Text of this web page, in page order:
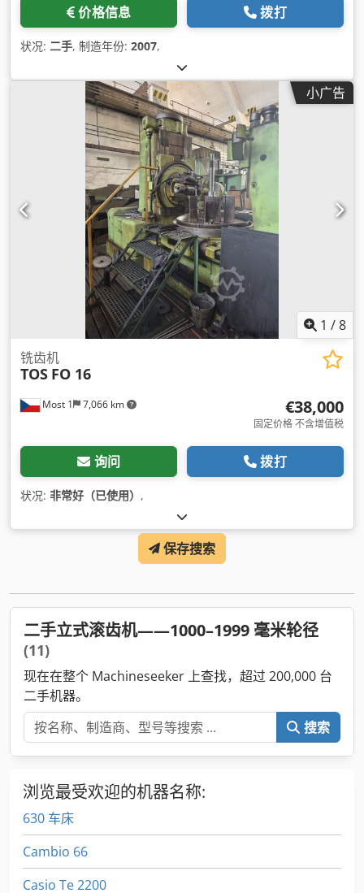
价格信息 拨打
状况: 二手, 制造年份: 2007,
小广告
1 /8
Most 1 7,066 km
铣齿机
TOS FO 16
€38,000
固定价格 不含增值税
询问 拨打
状况: 非常好（已使用） ,
保存搜索
二手立式滚齿机——1000–1999 毫米轮径
(11)
现在在整个 Machineseeker 上查找，超过 200,000 台
二手机器。
搜索
浏览最受欢迎的机器名称:
630 车床
Cambio 66
Casio Te 2200